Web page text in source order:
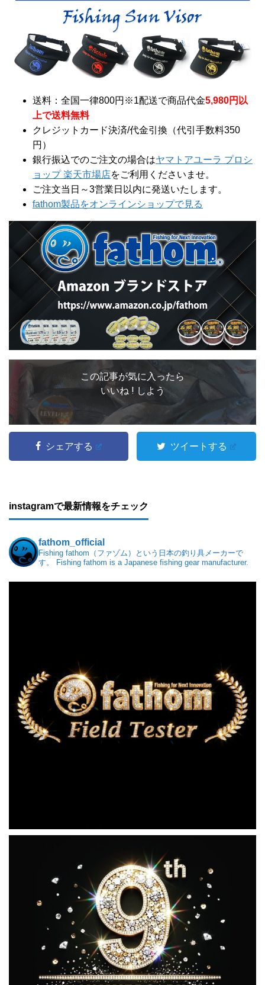
送料：全国一律800円※1配送で商品代金5,980円以
上で送料無料
クレジットカード決済/代金引換（代引手数料350
円）
銀行振込でのご注文の場合はヤマトアユーラ プロシ
ョップ 楽天市場店をご利用くださいませ。
ご注文当日～3営業日以内に発送いたします。
fathom製品をオンラインショップで見る
この記事が気に入ったら
いいね ! しよう
シェアする ツイートする
instagramで最新情報をチェック
fathom_official
Fishing fathom（ファゾム）という日本の釣り具メーカーで
す。
Fishing fathom is a Japanese fishing gear manufacturer.